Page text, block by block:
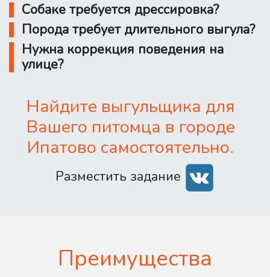
Собаке требуется дрессировка?
Порода требует длительного выгула?
Нужна коррекция поведения на
улице?
Найдите выгульщика для
Вашего питомца в городе
Ипатово самостоятельно.
Разместить задание
Преимущества